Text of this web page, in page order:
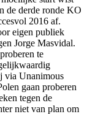
de derde ronde KO
2016 af.
eigen publiek
Jorge Masvidal.
te
via Unanimous
gaan proberen
tegen de
niet van plan om